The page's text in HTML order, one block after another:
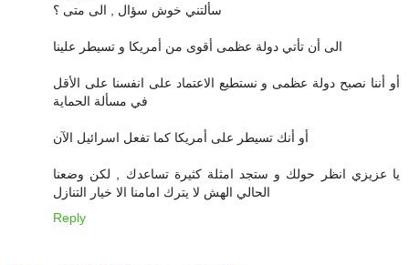
سألتني خوش سؤال , الى متى ؟
الى أن تأتي دولة عظمى أقوى من أمريكا و تسيطر علينا
أو أننا نصبح دولة عظمى و نستطيع الاعتماد على انفسنا على الأقل
في مسألة الحماية
أو أنك تسيطر على أمريكا كما تفعل اسرائيل الآن
يا عزيزي انظر حولك و ستجد امثلة كثيرة تساعدك , لكن وضعنا
الحالي الهش لا يترك امامنا الا خيار التنازل
Reply